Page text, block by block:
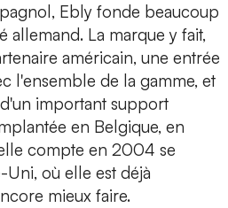
Ebly fonde beaucoup
allemand. La marque y fait,
américain, une entrée
l'ensemble de la gamme, et
important support
en Belgique, en
compte en 2004 se
où elle est déjà
mieux faire.